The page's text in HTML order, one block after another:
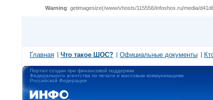
Warning: getimagesize(/www/vhosts/115556/infoshos.ru/media/
Главная Что такое ШОС? Официальные документы
Портал создан при финансовой поддержке
Федерального агентства по печати и массовым коммуникациям
Российской Федерации